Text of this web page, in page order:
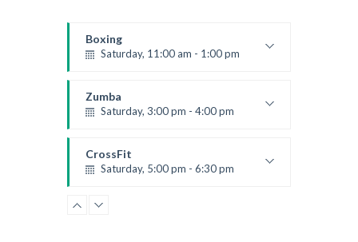
Boxing
Saturday, 11:00 am - 1:00 pm
Robert Bandana
Zumba
Saturday, 3:00 pm - 4:00 pm
Emma Brown
CrossFit
Saturday, 5:00 pm - 6:30 pm
Kevin Nomak
CrossFit